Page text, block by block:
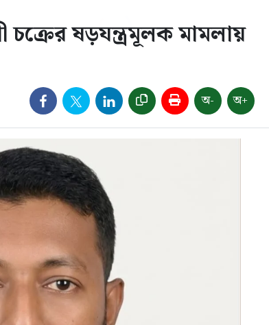
চক্রের ষড়যন্ত্রমূলক মামলায়
অ- অ+